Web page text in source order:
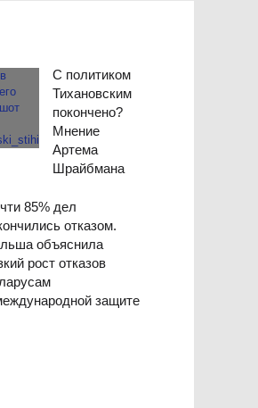
С политиком
Тихановским
покончено?
Мнение
Артема
Шрайбмана
85% дел
отказом.
объяснила
рост отказов
защите